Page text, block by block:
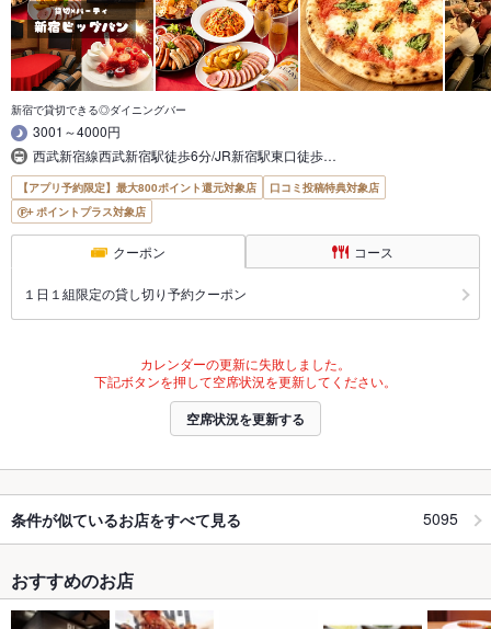
新宿で貸切できる◎ダイニングバー
3001～4000円
西武新宿線西武新宿駅徒歩6分/JR新宿駅東口徒歩…
【アプリ予約限定】最大800ポイント還元対象店
口コミ投稿特典対象店
ポイントプラス対象店
クーポン コース
１日１組限定の貸し切り予約クーポン
カレンダーの更新に失敗しました。
下記ボタンを押して空席状況を更新してください。
空席状況を更新する
条件が似ているお店をすべて見る 5095
おすすめのお店